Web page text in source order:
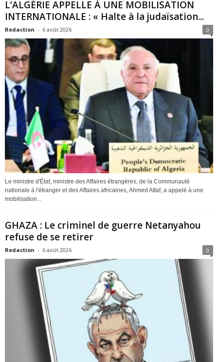
L’ALGÉRIE APPELLE À UNE MOBILISATION
INTERNATIONALE : « Halte à la judaïsation...
Redaction - 6 août 2026 0
Le ministre d'État, ministre des Affaires étrangères, de la Communauté
nationale à l'étranger et des Affaires africaines, Ahmed Attaf, a appelé à une
mobilisation...
GHAZA : Le criminel de guerre Netanyahou
refuse de se retirer
Redaction - 6 août 2026 0